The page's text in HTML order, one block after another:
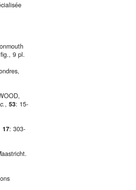
9 pl.
, 53: 15-
17: 303-